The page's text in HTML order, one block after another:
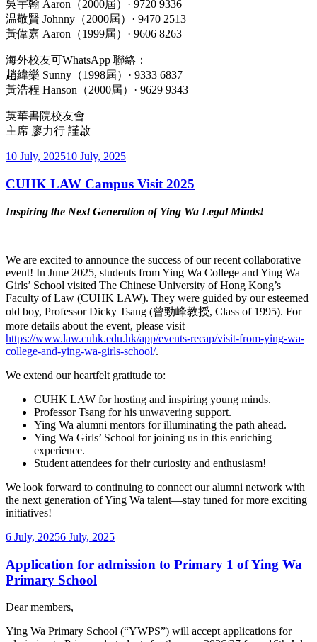
吳宇翰 Aaron（2000屆）· 9720 9336
温敬賢 Johnny（2000屆）· 9470 2513
黃偉嘉 Aaron（1999屆）· 9606 8263
海外校友可WhatsApp 聯絡：
趙緯樂 Sunny（1998屆）· 9333 6837
黃浩程 Hanson（2000屆）· 9629 9343
英華書院校友會
主席 廖力行 謹啟
Posted
10 July, 202510 July, 2025
CUHK LAW Campus Visit 2025
Inspiring the Next Generation of Ying Wa Legal Minds!
We are excited to announce the success of our recent collaborative
event! In June 2025, students from Ying Wa College and Ying Wa
Girls’ School visited The Chinese University of Hong Kong’s
Faculty of Law (CUHK LAW). They were guided by our esteemed
old boy, Professor Dicky Tsang (曾勁峰教授, Class of 1995). For
more details about the event, please visit
https://www.law.cuhk.edu.hk/app/events-recap/visit-from-ying-wa-
college-and-ying-wa-girls-school/.
We extend our heartfelt gratitude to:
CUHK LAW for hosting and inspiring young minds.
Professor Tsang for his unwavering support.
Ying Wa alumni mentors for illuminating the path ahead.
Ying Wa Girls’ School for joining us in this enriching
experience.
Student attendees for their curiosity and enthusiasm!
We look forward to continuing to connect our alumni network with
the next generation of Ying Wa talent—stay tuned for more exciting
initiatives!
Posted
6 July, 20256 July, 2025
Application for admission to Primary 1 of Ying Wa
Primary School
Dear members,
Ying Wa Primary School (“YWPS”) will accept applications for